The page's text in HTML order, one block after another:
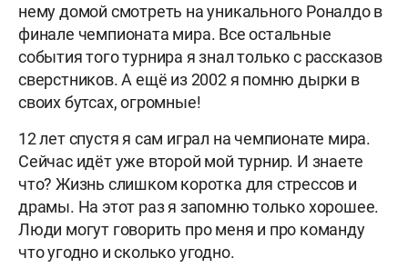
нему домой смотреть на уникального Роналдо в
финале чемпионата мира. Все остальные
события того турнира я знал только с рассказов
сверстников. А ещё из 2002 я помню дырки в
своих бутсах, огромные!
12 лет спустя я сам играл на чемпионате мира.
Сейчас идёт уже второй мой турнир. И знаете
что? Жизнь слишком коротка для стрессов и
драмы. На этот раз я запомню только хорошее.
Люди могут говорить про меня и про команду
что угодно и сколько угодно.